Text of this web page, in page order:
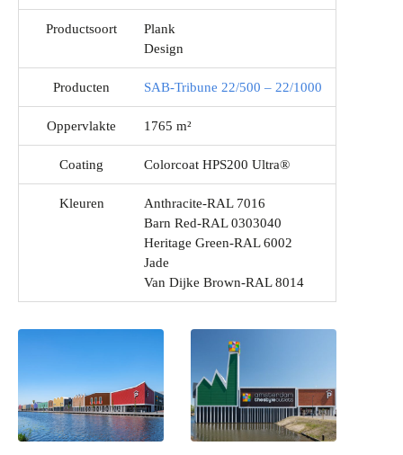
Productsoort
Plank
Design
Producten SAB-Tribune 22/500 – 22/1000
Oppervlakte 1765 m²
Coating Colorcoat HPS200 Ultra®
Kleuren
Anthracite-RAL 7016
Barn Red-RAL 0303040
Heritage Green-RAL 6002
Jade
Van Dijke Brown-RAL 8014